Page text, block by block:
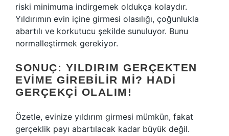
riski minimuma indirgemek oldukça kolaydır.
Yıldırımın evin içine girmesi olasılığı, çoğunlukla
abartılı ve korkutucu şekilde sunuluyor. Bunu
normalleştirmek gerekiyor.
SONUÇ: YILDIRIM GERÇEKTEN
EVIME GIREBILIR MI? HADI
GERÇEKÇI OLALIM!
Özetle, evinize yıldırım girmesi mümkün, fakat
gerçeklik payı abartılacak kadar büyük değil.